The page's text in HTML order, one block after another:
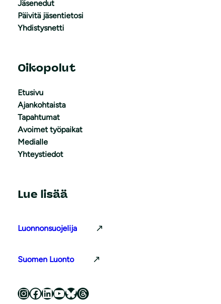
Jäsenedut
Päivitä jäsentietosi
Yhdistysnetti
Oikopolut
Etusivu
Ajankohtaista
Tapahtumat
Avoimet työpaikat
Medialle
Yhteystiedot
Lue lisää
Luonnonsuojelija
Suomen Luonto
Luonnonsuojeluliitto Instagramissa Luonnonsuojeluliitto Facebookissa Luonnonsuojeluliitto LinkedInissä Luonnonsuojeluliiton YouTube-kanava Luonnonsuojeluliitto Blueskyssa Luonnonsuojeluliitto Threadsissa